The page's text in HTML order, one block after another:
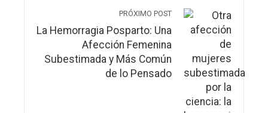
PRÓXIMO POST
La Hemorragia Posparto: Una
Afección Femenina
Subestimada y Más Común
de lo Pensado